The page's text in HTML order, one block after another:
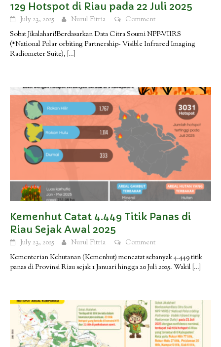
129 Hotspot di Riau pada 22 Juli 2025
July 23, 2025 Nurul Fitria
Comment
Sobat Jikalahari!Berdasarkan Data Citra Soumi NPP-VIIRS
(*National Polar orbiting Partnership- Visible Infrared Imaging
Radiometer Suite), […]
Kemenhut Catat 4.449 Titik Panas di
Riau Sejak Awal 2025
July 23, 2025 Nurul Fitria
Comment
Kementerian Kehutanan (Kemenhut) mencatat sebanyak 4.449 titik
panas di Provinsi Riau sejak 1 Januari hingga 20 Juli 2025. Wakil […]